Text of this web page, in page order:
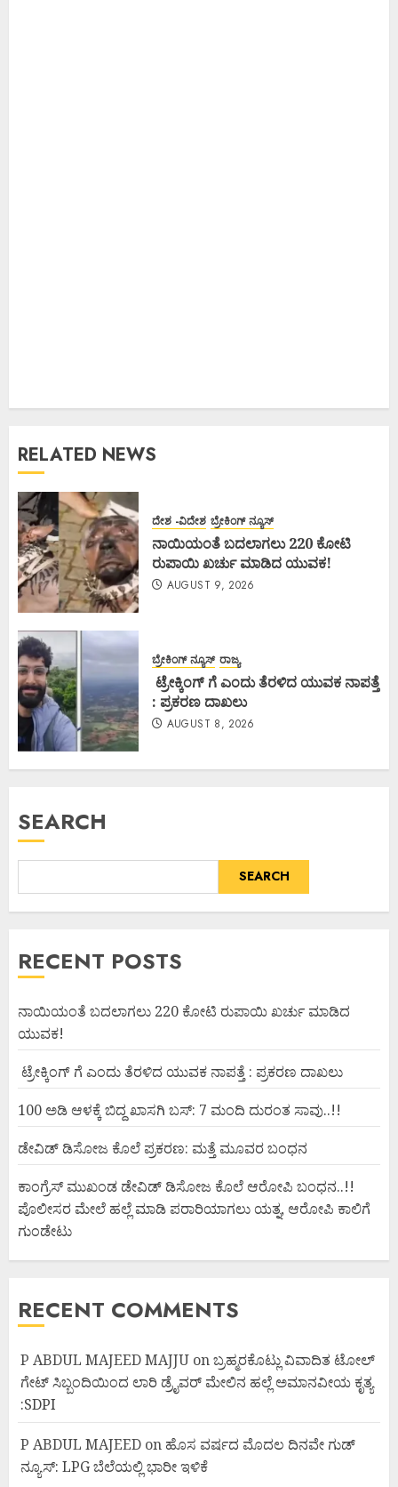
RELATED NEWS
ದೇಶ -ವಿದೇಶ ಬ್ರೇಕಿಂಗ್ ನ್ಯೂಸ್
ನಾಯಿಯಂತೆ ಬದಲಾಗಲು 220 ಕೋಟಿ
ರುಪಾಯಿ ಖರ್ಚು ಮಾಡಿದ ಯುವಕ!
AUGUST 9, 2026
ಬ್ರೇಕಿಂಗ್ ನ್ಯೂಸ್ ರಾಜ್ಯ
ಟ್ರೇಕ್ಕಿಂಗ್ ಗೆ ಎಂದು ತೆರಳಿದ ಯುವಕ ನಾಪತ್ತೆ
: ಪ್ರಕರಣ ದಾಖಲು
AUGUST 8, 2026
SEARCH
SEARCH
RECENT POSTS
ನಾಯಿಯಂತೆ ಬದಲಾಗಲು 220 ಕೋಟಿ ರುಪಾಯಿ ಖರ್ಚು ಮಾಡಿದ
ಯುವಕ!
ಟ್ರೇಕ್ಕಿಂಗ್ ಗೆ ಎಂದು ತೆರಳಿದ ಯುವಕ ನಾಪತ್ತೆ : ಪ್ರಕರಣ ದಾಖಲು
100 ಅಡಿ ಆಳಕ್ಕೆ ಬಿದ್ದ ಖಾಸಗಿ ಬಸ್: 7 ಮಂದಿ ದುರಂತ ಸಾವು..!!
ಡೇವಿಡ್ ಡಿಸೋಜ ಕೊಲೆ ಪ್ರಕರಣ: ಮತ್ತೆ ಮೂವರ ಬಂಧನ
ಕಾಂಗ್ರೆಸ್ ಮುಖಂಡ ಡೇವಿಡ್ ಡಿಸೋಜ ಕೊಲೆ ಆರೋಪಿ ಬಂಧನ..!!
ಪೊಲೀಸರ ಮೇಲೆ ಹಲ್ಲೆ ಮಾಡಿ ಪರಾರಿಯಾಗಲು ಯತ್ನ, ಆರೋಪಿ ಕಾಲಿಗೆ
ಗುಂಡೇಟು
RECENT COMMENTS
P ABDUL MAJEED MAJJU onಬ್ರಹ್ಮರಕೊಟ್ಲು ವಿವಾದಿತ ಟೋಲ್
ಗೇಟ್ ಸಿಬ್ಬಂದಿಯಿಂದ ಲಾರಿ ಡ್ರೈವರ್ ಮೇಲಿನ ಹಲ್ಲೆ ಅಮಾನವೀಯ ಕೃತ್ಯ
:SDPI
P ABDUL MAJEED on ಹೊಸ ವರ್ಷದ ಮೊದಲ ದಿನವೇ ಗುಡ್
ನ್ಯೂಸ್: LPG ಬೆಲೆಯಲ್ಲಿ ಭಾರೀ ಇಳಿಕೆ